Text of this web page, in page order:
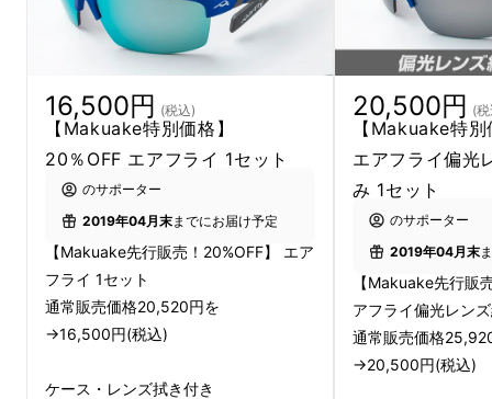
16,500円 (税込)
【Makuake特別価格】
20％OFF エアフライ 1セット
のサポーター
2019年04月末までにお届け予定
【Makuake先行販売！20%OFF】 エア
フライ 1セット
通常販売価格20,520円を
→16,500円(税込)
ケース・レンズ拭き付き
20,500円 (
【Makuake特
エアフライ偏光
み 1セット
のサポーター
2019年04月末
【Makuake先行販
アフライ偏光レン
通常販売価格
→20,500円(税込)